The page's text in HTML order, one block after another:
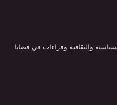
والثقافية وقراءات في قضايا